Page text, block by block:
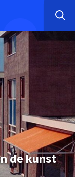
de kunst